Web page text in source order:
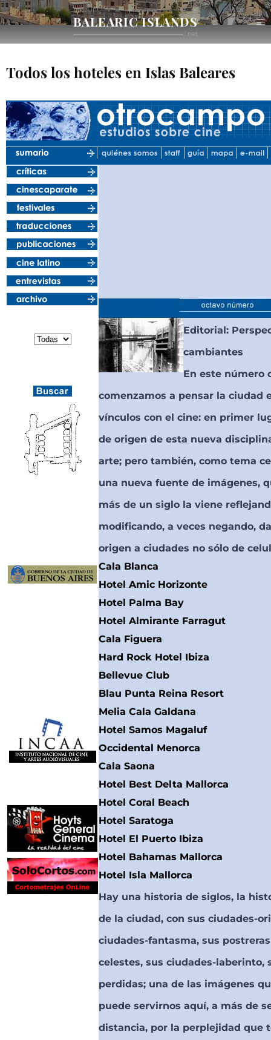
hotel in
BALEARIC ISLANDS
.net
Todos los hoteles en Islas Baleares
Editorial:
cambiantes
En este número
comenzamos a pensar la ciudad
vínculos con el cine: en primer
de origen de esta nueva
arte; pero también, como tema
una nueva fuente de imágenes,
más de un siglo la viene
modificando, a veces negando,
origen a ciudades no sólo de
Cala Blanca
Hotel Amic Horizonte
Hotel Palma Bay
Hotel Almirante Farragut
Cala Figuera
Hard Rock Hotel Ibiza
Bellevue Club
Blau Punta Reina Resort
Melia Cala Galdana
Hotel Samos Magaluf
Occidental Menorca
Cala Saona
Hotel Best Delta Mallorca
Hotel Coral Beach
Hotel Saratoga
Hotel El Puerto Ibiza
Hotel Bahamas Mallorca
Hotel Isla Mallorca
Hay una historia de siglos, la
de la ciudad, con sus ciudades-
ciudades-fantasma, sus
celestes, sus ciudades-laberinto,
perdidas; una de las imágenes
puede servirnos aquí, a más de
distancia, por la perplejidad que